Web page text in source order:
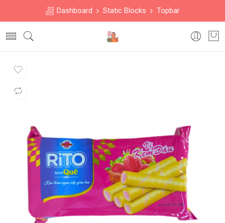
Dashboard Static Blocks Topbar